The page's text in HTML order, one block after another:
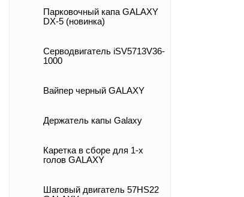
Парковочный капа GALAXY
DX-5 (новинка)
Cерводвигатель iSV5713V36-
1000
Вайпер черный GALAXY
Держатель капы Galaxy
Каретка в сборе для 1-х
голов GALAXY
Шаговый двигатель 57HS22